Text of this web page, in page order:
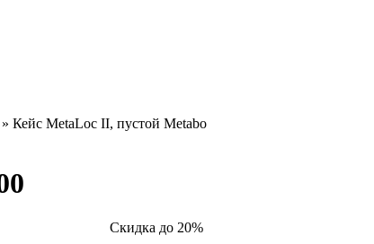
» Кейс MetaLoc II, пустой Metabo
Скидка до 20%